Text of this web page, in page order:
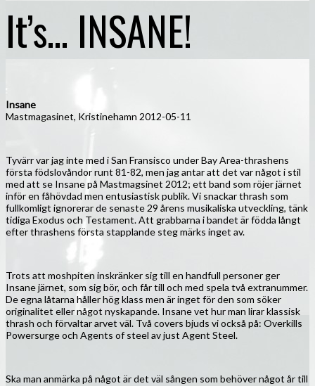
It’s… INSANE!
Insane
Mastmagasinet, Kristinehamn 2012-05-11
Tyvärr var jag inte med i San Fransisco under Bay Area-thrashens
första födslovåndor runt 81-82, men jag antar att det var något i stil
med att se Insane på Mastmagsinet 2012; ett band som röjer järnet
inför en fåhövdad men entusiastisk publik. Vi snackar thrash som
fullkomligt ignorerar de senaste 29 årens musikaliska utveckling, tänk
tidiga Exodus och Testament. Att grabbarna i bandet är födda långt
efter thrashens första stapplande steg märks inget av.
Trots att moshpiten inskränker sig till en handfull personer ger
Insane järnet, som sig bör, och får till och med spela två extranummer.
De egna låtarna håller hög klass men är inget för den som söker
originalitet eller något nyskapande. Insane vet hur man lirar klassisk
thrash och förvaltar arvet väl. Två covers bjuds vi också på: Overkills
Powersurge och Agents of steel av just Agent Steel.
Ska man anmärka på något är det väl sången som behöver något år till